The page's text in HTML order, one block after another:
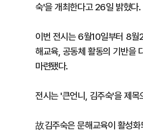
숙'을 개최한다고 26일 밝혔다.
이번 전시는 6월10일부터 8월
해교육, 공동체 활동의 기반을
마련됐다.
전시는 '큰언니, 김주숙'을 제
故김주숙은 문해교육이 활성